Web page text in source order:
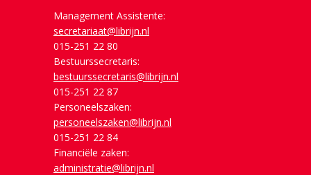
Management Assistente:
secretariaat@librijn.nl
015-251 22 80
Bestuurssecretaris:
bestuurssecretaris@librijn.nl
015-251 22 87
Personeelszaken:
personeelszaken@librijn.nl
015-251 22 84
Financiële zaken:
administratie@librijn.nl